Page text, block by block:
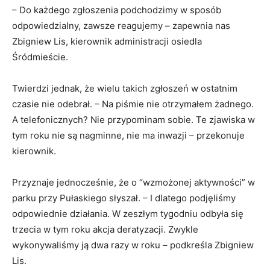
– Do każdego zgłoszenia podchodzimy w sposób
odpowiedzialny, zawsze reagujemy – zapewnia nas
Zbigniew Lis, kierownik administracji osiedla
Śródmieście.
Twierdzi jednak, że wielu takich zgłoszeń w ostatnim
czasie nie odebrał. – Na piśmie nie otrzymałem żadnego.
A telefonicznych? Nie przypominam sobie. Te zjawiska w
tym roku nie są nagminne, nie ma inwazji – przekonuje
kierownik.
Przyznaje jednocześnie, że o “wzmożonej aktywności” w
parku przy Pułaskiego słyszał. – I dlatego podjęliśmy
odpowiednie działania. W zeszłym tygodniu odbyła się
trzecia w tym roku akcja deratyzacji. Zwykle
wykonywaliśmy ją dwa razy w roku – podkreśla Zbigniew
Lis.